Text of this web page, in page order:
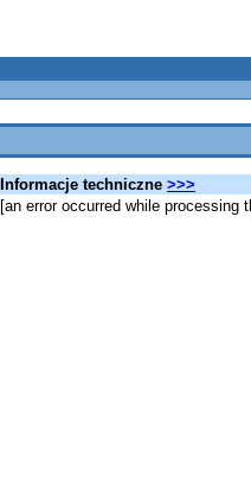
Informacje techniczne >>>
[an error occurred while processing